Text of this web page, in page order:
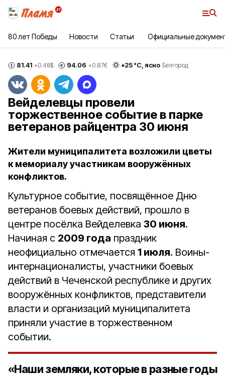
80 лет Победы Новости Статьи Официальные
81.41 +0.48$ 94.06 +0.87€ +25°С, ясно Белгород
Вейделевцы провели
торжественное событие в парке
ветеранов райцентра 30 июня
Жители муниципалитета возложили цветы
к мемориалу участникам вооружённых
конфликтов.
Культурное событие, посвящённое Дню
ветеранов боевых действий, прошло в
центре посёлка Вейделевка 30 июня.
Начиная с 2009 года праздник
неофициально отмечается 1 июля. Воины-
интернационалисты, участники боевых
действий в Чеченской республике и других
вооружённых конфликтов, представители
власти и организаций муниципалитета
приняли участие в торжественном
событии.
«Наши земляки, которые в разные годы